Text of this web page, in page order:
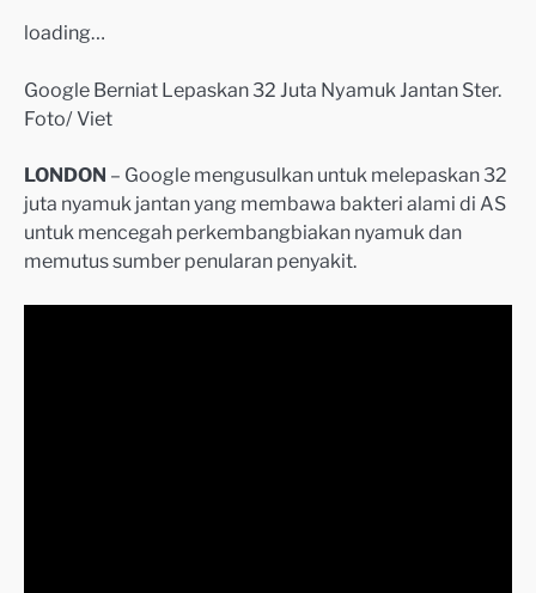
loading…
Google Berniat Lepaskan 32 Juta Nyamuk Jantan Ster.
Foto/ Viet
LONDON – Google mengusulkan untuk melepaskan 32
juta nyamuk jantan yang membawa bakteri alami di AS
untuk mencegah perkembangbiakan nyamuk dan
memutus sumber penularan penyakit.